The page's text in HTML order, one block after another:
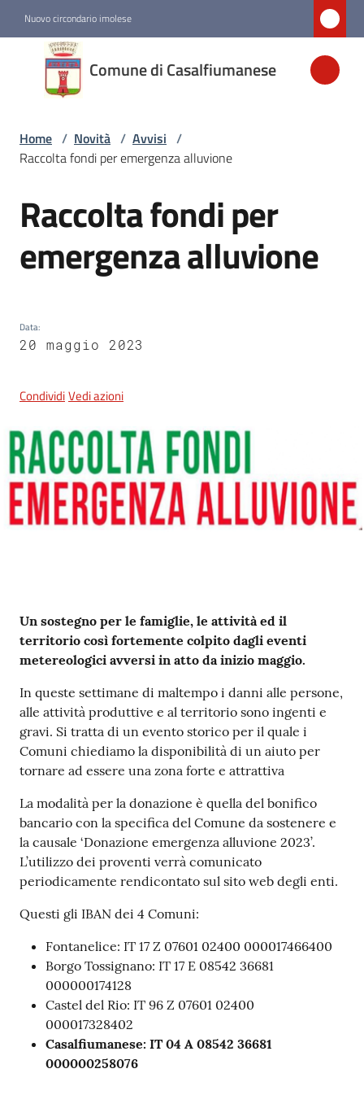
Nuovo circondario imolese
Comune di Casalfiumanese
Comune di
Casalfiumanese
Amministrazione
Menu selezionato
Servizi
Casalfiumanese
5x1000
Servizi
on-
line
Home / Novità / Avvisi /
Raccolta fondi per emergenza alluvione
Salta al contenuto
Raccolta fondi per
emergenza alluvione
Data:
20 maggio 2023
CondividiVedi azioni
Contenuto
Un sostegno per le famiglie, le attività ed il
territorio così fortemente colpito dagli eventi
metereologici avversi in atto da inizio maggio.
In queste settimane di maltempo i danni alle persone,
alle attività produttive e al territorio sono ingenti e
gravi. Si tratta di un evento storico per il quale i
Comuni chiediamo la disponibilità di un aiuto per
tornare ad essere una zona forte e attrattiva
La modalità per la donazione è quella del bonifico
bancario con la specifica del Comune da sostenere e
la causale ‘Donazione emergenza alluvione 2023’.
L’utilizzo dei proventi verrà comunicato
periodicamente rendicontato sul sito web degli enti.
Questi gli IBAN dei 4 Comuni:
Fontanelice: IT 17 Z 07601 02400 000017466400
Borgo Tossignano: IT 17 E 08542 36681
000000174128
Castel del Rio: IT 96 Z 07601 02400
000017328402
Casalfiumanese: IT 04 A 08542 36681
000000258076